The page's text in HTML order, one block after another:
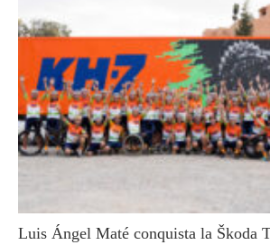
Luis Ángel Maté conquista la Škoda